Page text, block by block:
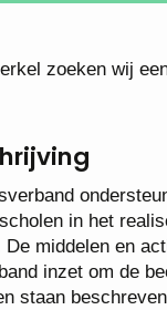
zoeken wij
in het
middelen en
inzet om de
staan